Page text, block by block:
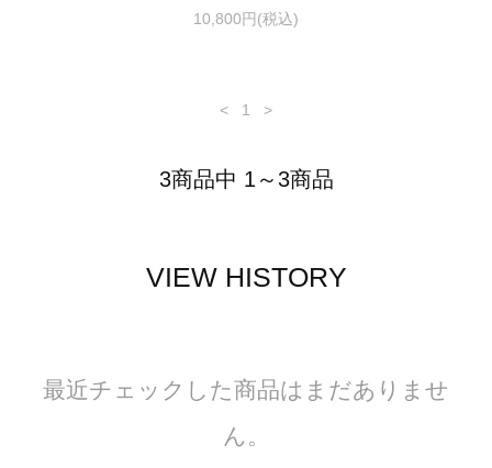
10,800円(税込)
< 1 >
3商品中 1～3商品
VIEW HISTORY
最近チェックした商品はまだありませ
ん。